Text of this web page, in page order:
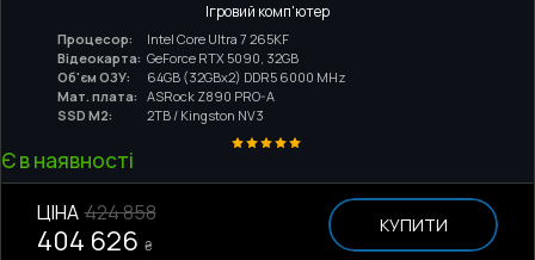
Ігровий комп'ютер
Процесор:
Intel Core Ultra 7 265KF
Відеокарта: GeForce RTX 5090, 32GB
Об'єм ОЗУ:
64GB (32GBx2) DDR5 6000 MHz
Мат. плата:
ASRock Z890 PRO-A
SSD M2:
2TB / Kingston NV3
Є в наявності
ЦІНА 424 858
404 626 ₴
КУПИТИ